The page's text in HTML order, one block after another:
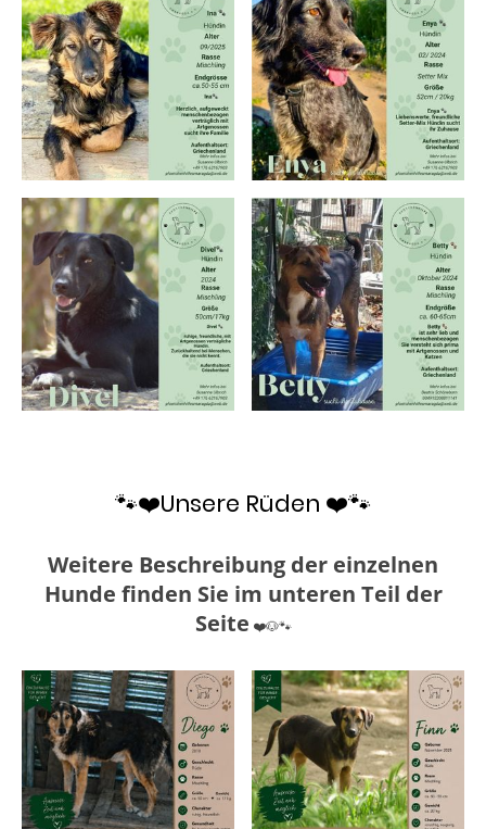
🐾❤️Unsere Rüden ❤️🐾
Weitere Beschreibung der einzelnen
Hunde finden Sie im unteren Teil der
Seite ❤️🐶🐾